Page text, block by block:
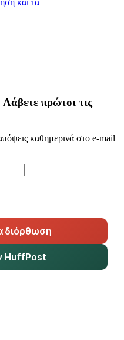
πρώτοι τις
καθημερινά στο e-mail
διόρθωση
HuffPost